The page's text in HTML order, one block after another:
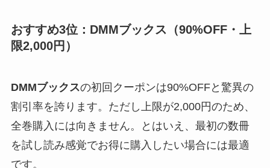
おすすめ3位：DMMブックス（90%OFF・上
限2,000円）
DMMブックスの初回クーポンは90%OFFと驚異の
割引率を誇ります。ただし上限が2,000円のため、
全巻購入には向きません。とはいえ、最初の数冊
を試し読み感覚でお得に購入したい場合には最適
です。